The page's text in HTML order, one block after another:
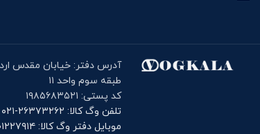
طبقه سوم واحد ۱۱
کد پستی: ۱۹۸۵۶۸۳۵۲۱
تلفن وگ کالا: ۲۶۳۷۳۲۶۲-۰۲۱ , ۲۶۳۷۳۲۶۴-۰۲۱
موبایل دفتر وگ کالا: ۰۹۰۰۱۲۲۷۹۱۴